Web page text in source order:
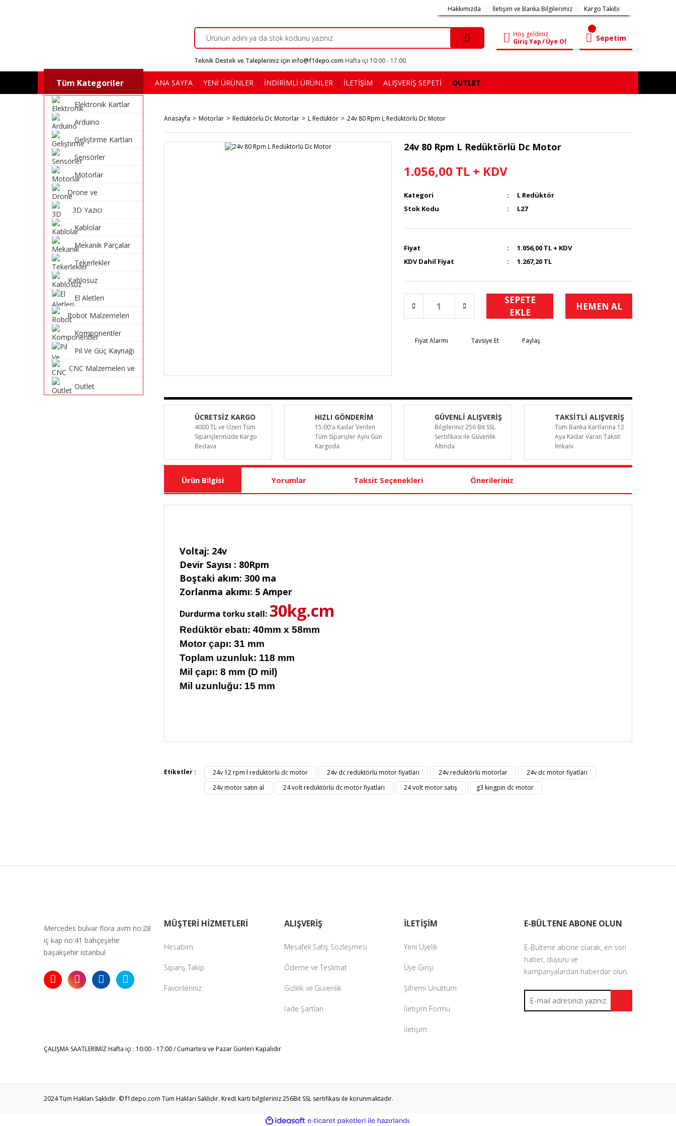
Hakkımızda İletişim ve Banka Bilgilerimiz Kargo Takibi
Hoş geldiniz
Giriş Yap/Üye Ol Sepetim
Teknik Destek ve Talepleriniz için info@f1depo.com Hafta içi 10:00 - 17:00
Tüm Kategoriler
Elektronik Kartlar
Arduino
Geliştirme Kartları
Sensörler
Motorlar
Drone ve
Malzemeleri
3D Yazıcı
Kablolar
Mekanik Parçalar
Tekerlekler
Kablosuz
Sistemleri
El Aletleri
Robot Malzemeleri
Komponentler
Pil Ve Güç Kaynağı
CNC Malzemeleri ve
Outlet
ANA SAYFA YENİ ÜRÜNLER İNDİRİMLİ ÜRÜNLER İLETİŞİM ALIŞVERİŞ SEPETİ OUTLET
Anasayfa Motorlar Redüktörlü Dc Motorlar L Redüktör 24v 80 Rpm L Redüktörlü Dc Motor
24v 80 Rpm L Redüktörlü Dc Motor
1.056,00 TL + KDV
Kategori
L Redüktör
Stok Kodu
L27
Fiyat
1.056,00 TL + KDV
KDV Dahil Fiyat
1.267,20 TL
SEPETE
EKLE
HEMEN AL
Fiyat Alarmı Tavsiye Et Paylaş
ÜCRETSİZ KARGO
4000 TL ve Üzeri Tüm
Siparişlerinizde Kargo
Bedava
HIZLI GÖNDERİM
15:00'a Kadar Verilen
Tüm Siparişler Aynı Gün
Kargoda
GÜVENLİ ALIŞVERİŞ
Bilgileriniz 256 Bit SSL
Sertifikası ile Güvenlik
Altında
TAKSİTLİ ALIŞVERİŞ
Tüm Banka Kartlarına 12
Aya Kadar Varan Taksit
İmkanı
Ürün Bilgisi Yorumlar Taksit Seçenekleri Önerileriniz
Voltaj: 24v
Devir Sayısı : 80Rpm
Boştaki akım: 300 ma
Zorlanma akımı: 5 Amper
Durdurma torku stall: 30kg.cm
Redüktör ebatı: 40mm x 58mm
Motor çapı: 31 mm
Toplam uzunluk: 118 mm
Mil çapı: 8 mm (D mil)
Mil uzunluğu: 15 mm
Yorum Yaz
Ürün resmi kalitesiz, bozuk veya görüntülenemiyor.
Ürün açıklamasında eksik bilgiler bulunuyor.
Etiketler : 24v 12 rpm l redüktörlü dc motor 24v dc redüktörlü motor fiyatları 24v redüktörlü motorlar
24v dc motor fiyatları
24v motor satın al
24 volt redüktörlü dc motor fiyatları 24 volt motor satış g3 kingpin dc motor
Mercedes bulvar flora avm no:28
iç kap no:41 bahçeşehir
başakşehir istanbul
MÜŞTERİ HİZMETLERİ
Hesabım
Sipariş Takip
Favorileriniz
ALIŞVERİŞ
Mesafeli Satış Sözleşmesi
Ödeme ve Teslimat
Gizlilik ve Güvenlik
İade Şartları
İLETİŞİM
Yeni Üyelik
Üye Girişi
Şifremi Unuttum
İletişim Formu
İletişim
E-BÜLTENE ABONE OLUN
E-Bültene abone olarak, en son
haber, duyuru ve
kampanyalardan haberdar olun.
ÇALIŞMA SAATLERİMİZHafta içi : 10:00 - 17:00 / Cumartesi ve Pazar Günleri Kapalıdır
2024 Tüm Hakları Saklıdır. © f1depo.com Tüm Hakları Saklıdır. Kredi kartı bilgileriniz 256Bit SSL sertifikası ile korunmaktadır.
ideasoft e-